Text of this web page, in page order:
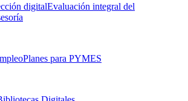
digitalEvaluación integral del
Planes para PYMES